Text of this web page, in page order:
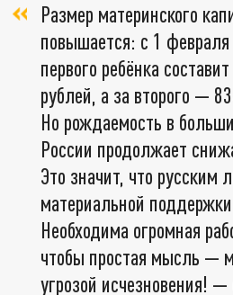
Размер материнского
повышается: с 1
первого ребёнка
рублей, а за второго —
Но рождаемость в
России продолжает
Это значит, что русским
материальной
Необходима огромная
чтобы простая мысль —
угрозой исчезновения! —